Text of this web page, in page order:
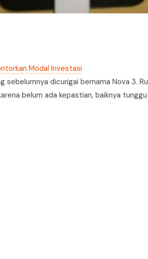
Modal Investasi
sebelumnya dicurigai bernama Nova 3.
belum ada kepastian, baiknya